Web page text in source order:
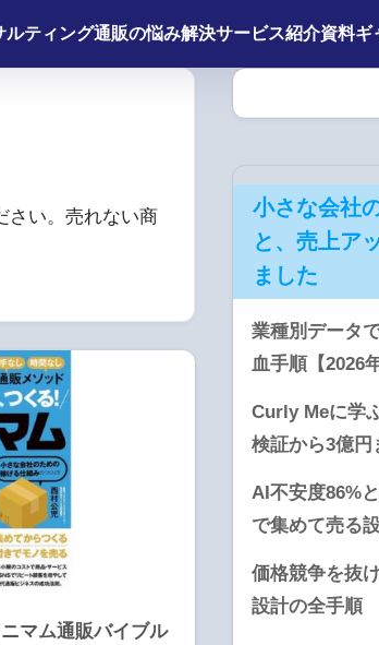
ルティング通販の悩み解決サービス紹介資料ギ
さい。売れない商
マム通販バイブル
小さな会社
と、売上ア
ました
業種別データ
血手順【2026
Curly Meに学
検証から3億円
AI不安度86%
で集めて売る
価格競争を抜
設計の全手順